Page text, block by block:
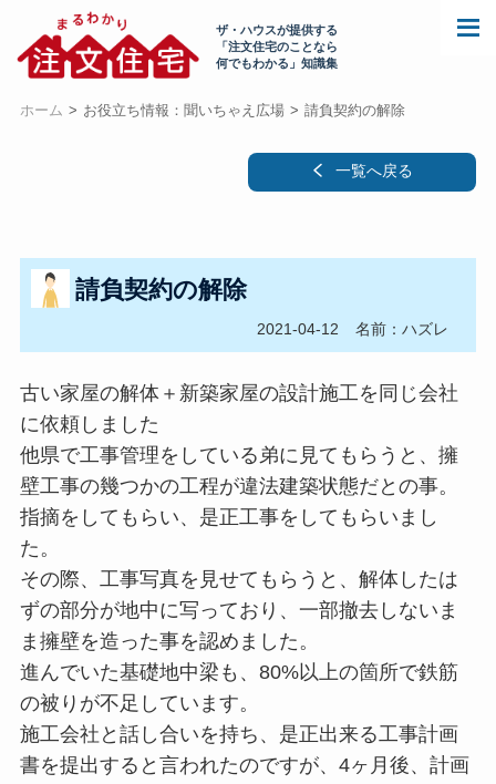
ザ・ハウスが提供する
「注文住宅のことなら
何でもわかる」知識集
ホーム お役立ち情報：聞いちゃえ広場 請負契約の解除
一覧へ戻る
請負契約の解除
2021-04-12 名前：ハズレ
古い家屋の解体＋新築家屋の設計施工を同じ会社
に依頼しました
他県で工事管理をしている弟に見てもらうと、擁
壁工事の幾つかの工程が違法建築状態だとの事。
指摘をしてもらい、是正工事をしてもらいまし
た。
その際、工事写真を見せてもらうと、解体したは
ずの部分が地中に写っており、一部撤去しないま
ま擁壁を造った事を認めました。
進んでいた基礎地中梁も、80%以上の箇所で鉄筋
の被りが不足しています。
施工会社と話し合いを持ち、是正出来る工事計画
書を提出すると言われたのですが、4ヶ月後、計画